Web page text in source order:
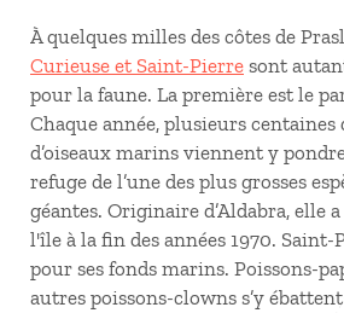
À quelques milles des côtes de
Curieuse et Saint-Pierre sont
pour la faune. La première est le
Chaque année, plusieurs
d’oiseaux marins viennent y
refuge de l’une des plus grosses
géantes. Originaire d’Aldabra, elle
l'île à la fin des années 1970.
pour ses fonds marins. Poissons-
autres poissons-clowns s’y